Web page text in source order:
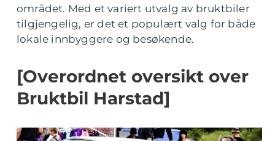
området. Med et variert utvalg av bruktbiler
tilgjengelig, er det et populært valg for både
lokale innbyggere og besøkende.
[Overordnet oversikt over
Bruktbil Harstad]